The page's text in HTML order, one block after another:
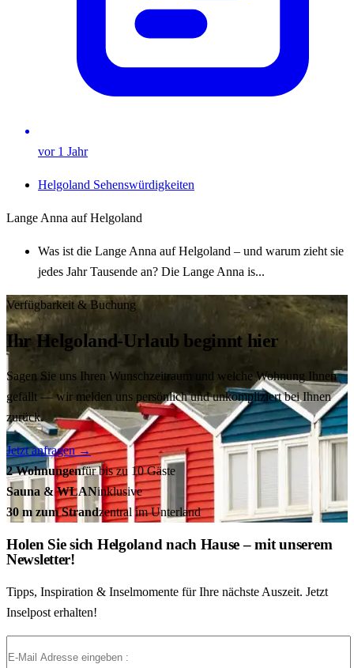
vor 1 Jahr
Helgoland Sehenswürdigkeiten
Lange Anna auf Helgoland
Was ist die Lange Anna auf Helgoland – und warum zieht sie
jedes Jahr Tausende an? Die Lange Anna is...
Verfügbarkeit & Buchung
Ihr Helgoland-Urlaub beginnt hier
Sagen Sie uns Ihren Wunschzeitraum und welche Wohnung Ihnen
gefällt — wir melden uns persönlich und unkompliziert bei Ihnen
zurück.
Jetzt anfragen→
2 Wohnungenfür bis zu 10 Gäste
Sauna & WLANinklusive
30 m zum Strandzentral im Unterland
Holen Sie sich Helgoland nach Hause – mit unserem
Newsletter!
Tipps, Inspiration & Inselmomente für Ihre nächste Auszeit. Jetzt
Inselpost erhalten!